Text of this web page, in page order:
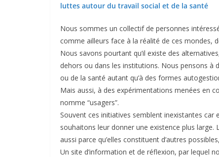
luttes autour du travail social et de la santé
Nous sommes un collectif de personnes
comme ailleurs face à la réalité de ces mondes,
Nous savons pourtant qu’il existe des
dehors ou dans les institutions. Nous pensons à
ou de la santé autant qu’à des formes
Mais aussi, à des expérimentations menées en
nomme “usagers”.
Souvent ces initiatives semblent inexistantes car
souhaitons leur donner une existence plus large.
aussi parce qu’elles constituent d’autres
Un site d’information et de réflexion, par lequel